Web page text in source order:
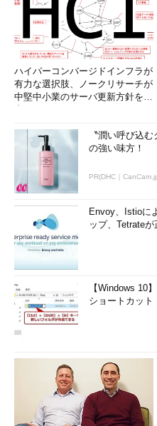
有効化されていない
スタンバイ (接続状態)
システム ファームウェア
ートしていません。
…（以下省略）…
これは、休止状態は利用でき
合の例である。ハードウェア
ェア、インストールされてい
って利用できない場合は次のよ
C:\>powercfg /a
以下のスリープ状態はこのシ
スタンバイ (S1)
システム ファームウェア
ートしていません。
…（中略）…
ません。……ハードウェアや
ェア、アプリケーションなど
スタンバイ (接続状態)
ハイパーコンバージドインフラが
有力な選択肢、ノークリサーチが
中堅中小業のサーバ更新方針を調
〝潤い呼び込
の強い味方！
PR(DHC｜
Envoy、Istioに
ップ、Tetrate
【Windows 10
ショートカット